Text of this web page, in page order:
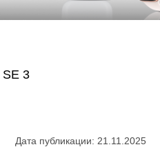
SE 3
Дата публикации: 21.11.2025